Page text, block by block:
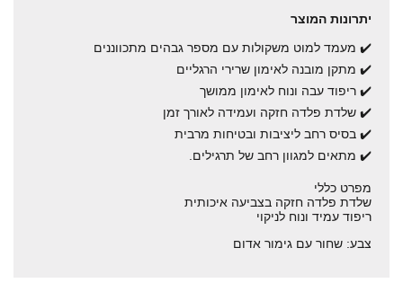
יתרונות המוצר
✔️ מעמד למוט משקולות עם מספר גבהים מתכווננים
✔️ מתקן מובנה לאימון שרירי הרגליים
✔️ ריפוד עבה ונוח לאימון ממושך
✔️ שלדת פלדה חזקה ועמידה לאורך זמן
✔️ בסיס רחב ליציבות ובטיחות מרבית
✔️ מתאים למגוון רחב של תרגילים.
מפרט כללי
שלדת פלדה חזקה בצביעה איכותית
ריפוד עמיד ונוח לניקוי
צבע: שחור עם גימור אדום